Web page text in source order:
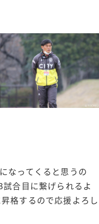
なってくると思うの
合目に繋げられるよ
格するので応援よろし